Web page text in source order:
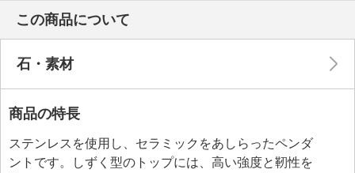
この商品について
石・素材
商品の特長
ステンレスを使用し、セラミックをあしらったペンダ
ントです。しずく型のトップには、高い強度と靭性を